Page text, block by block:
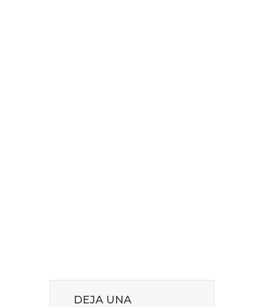
DEJA UNA